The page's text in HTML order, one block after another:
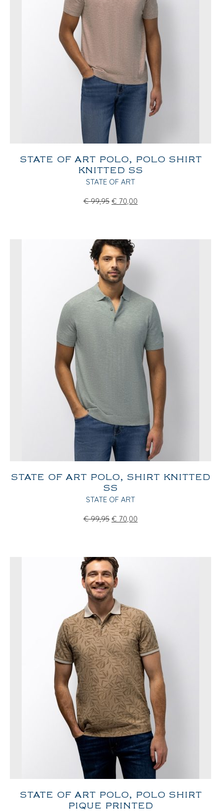
STATE OF ART POLO, POLO SHIRT
KNITTED SS
STATE OF ART
€ 99,95 € 70,00
STATE OF ART POLO, SHIRT KNITTED
SS
STATE OF ART
€ 99,95 € 70,00
STATE OF ART POLO, POLO SHIRT
PIQUE PRINTED